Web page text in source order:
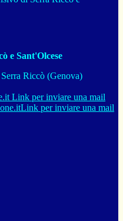
e Sant'Olcese
Riccò (Genova)
Link per inviare una mail
Link per inviare una mail